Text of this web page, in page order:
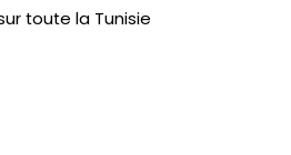
toute la Tunisie